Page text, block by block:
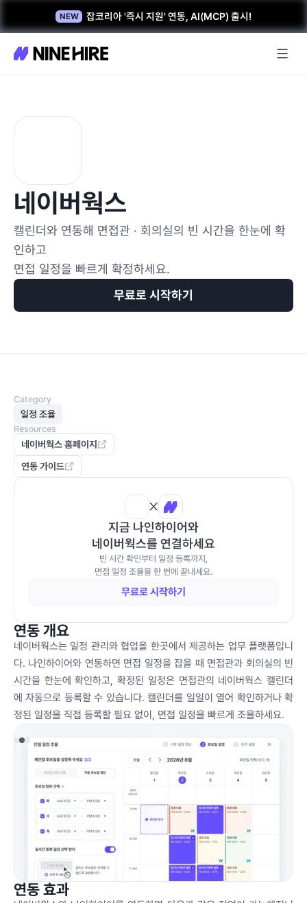
NEW 잡코리아 '즉시 지원' 연동, AI(MCP) 출시!
네이버웍스
캘린더와 연동해 면접관 · 회의실의 빈 시간을 한눈에 확
인하고
면접 일정을 빠르게 확정하세요.
무료로 시작하기
Category
일정 조율
Resources
네이버웍스 홈페이지
연동 가이드
지금 나인하이어와
네이버웍스를 연결하세요
빈 시간 확인부터 일정 등록까지,
면접 일정 조율을 한 번에 끝내세요.
무료로 시작하기
연동 개요
네이버웍스는 일정 관리와 협업을 한곳에서 제공하는 업무 플랫폼입니
다. 나인하이어와 연동하면 면접 일정을 잡을 때 면접관과 회의실의 빈
시간을 한눈에 확인하고, 확정된 일정은 면접관의 네이버웍스 캘린더
에 자동으로 등록할 수 있습니다. 캘린더를 일일이 열어 확인하거나 확
정된 일정을 직접 등록할 필요 없이, 면접 일정을 빠르게 조율하세요.
Slide 2 of 3.
연동 효과